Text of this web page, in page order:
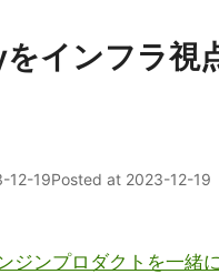
インフラ視
12-19Posted at 2023-12-19
ジンプロダクトを一